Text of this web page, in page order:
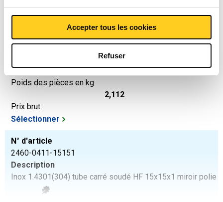
Accepter tous les cookies
Refuser
2460-0411-12121
Description
Inox 1.4301(304) tube carré soudé HF 12x12x1 miroir polie
Poids des pièces en kg
2,112
Prix brut
Sélectionner
N° d'article
2460-0411-15151
Description
Inox 1.4301(304) tube carré soudé HF 15x15x1 miroir polie